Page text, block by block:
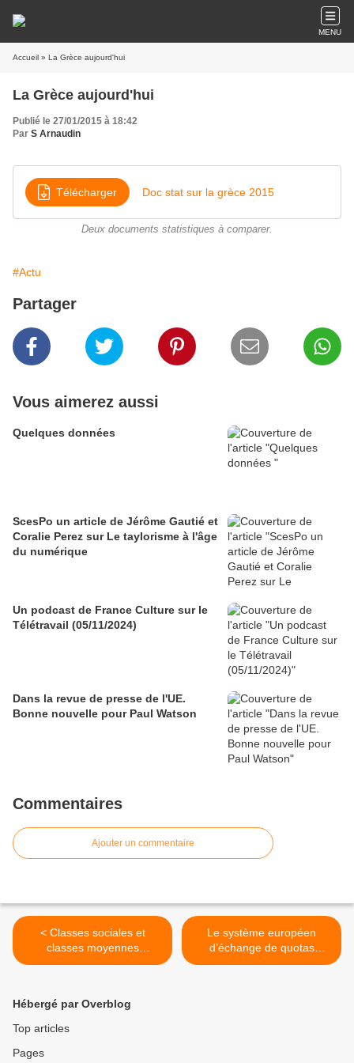
MENU
Accueil » La Grèce aujourd'hui
La Grèce aujourd'hui
Publié le 27/01/2015 à 18:42
Par S Arnaudin
Télécharger Doc stat sur la grèce 2015
Deux documents statistiques à comparer.
#Actu
Partager
Vous aimerez aussi
Quelques données
ScesPo un article de Jérôme Gautié et
Coralie Perez sur Le taylorisme à l'âge
du numérique
Un podcast de France Culture sur le
Télétravail (05/11/2024)
Dans la revue de presse de l'UE.
Bonne nouvelle pour Paul Watson
Commentaires
Ajouter un commentaire
< Classes sociales et
classes moyennes
aujourd'hui en France
Le système européen
d’échange de quotas
d’émission de gaz à effet de
Hébergé par Overblog
Top articles
Pages